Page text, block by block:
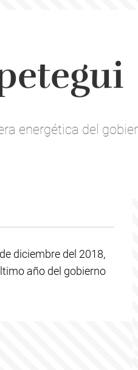
energética del
diciembre del 2018,
año del gobierno